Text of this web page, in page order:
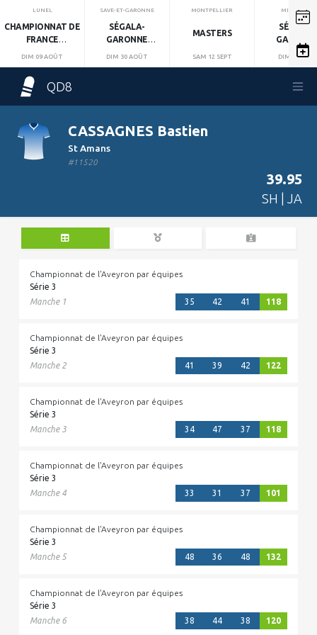
LUNEL
CHAMPIONNAT DE
FRANCE
INDIVIDUEL
DIM 09 AOÛT
SAVE-ET-GARONNE
SÉGALA-
GARONNE
MANCHE 1
DIM 30 AOÛT
MONTPELLIER
MASTERS
SAM 12 SEPT
MIRANDOL
SÉGALA-
GARONNE
MANCHE 2
DIM 13 SEPT
QD8
CASSAGNES Bastien
St Amans
#11520
39.95
SH | JA
Championnat de l'Aveyron par équipes
Série 3
Manche 1
35 42 41 118
Championnat de l'Aveyron par équipes
Série 3
Manche 2
41 39 42 122
Championnat de l'Aveyron par équipes
Série 3
Manche 3
34 47 37 118
Championnat de l'Aveyron par équipes
Série 3
Manche 4
33 31 37 101
Championnat de l'Aveyron par équipes
Série 3
Manche 5
48 36 48 132
Championnat de l'Aveyron par équipes
Série 3
Manche 6
38 44 38 120